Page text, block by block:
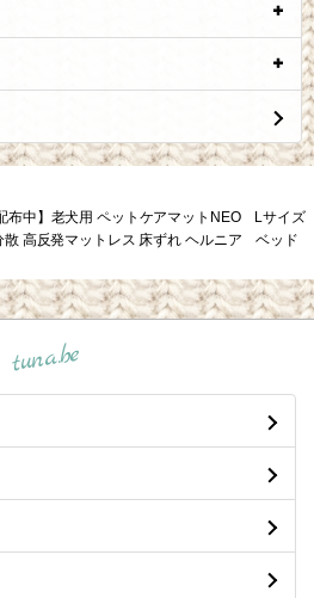
布中】老犬用 ペットケアマットNEO Lサイズ
散 高反発マットレス 床ずれ ヘルニア ベッド
tuna.be